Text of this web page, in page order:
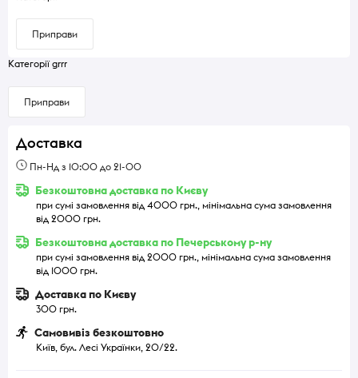
Приправи
Категорії grrr
Приправи
Доставка
Пн-Нд з 10:00 до 21-00
Безкоштовна доставка по Києву
при сумі замовлення від 4000 грн., мінімальна сума замовлення
від 2000 грн.
Безкоштовна доставка по Печерському р-ну
при сумі замовлення від 2000 грн., мінімальна сума замовлення
від 1000 грн.
Доставка по Києву
300 грн.
Самовивіз безкоштовно
Київ, бул. Лесі Українки, 20/22.